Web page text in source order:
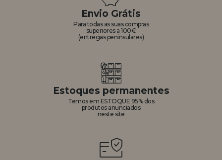
REGISTRO DE REVENDEDOR
Envio Grátis
Para todas as suas compras
superiores a 100€
(entregas peninsulares)
Estoques permanentes
Temos em ESTOQUE 95% dos
produtos anunciados
neste site